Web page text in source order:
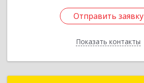
Отправить заявку
Показать контакты
Отправить заявку
Назад